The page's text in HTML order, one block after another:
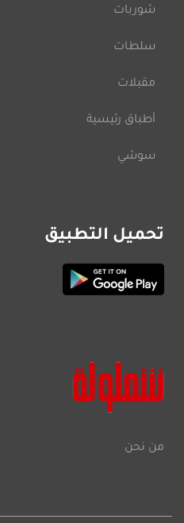
شوربات
سلطات
مقبلات
أطباق رئيسية
سوشي
تحميل التطبيق
من نحن